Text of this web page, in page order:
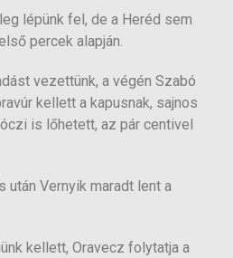
lépünk fel, de a Heréd sem
percek alapján.
vezettünk, a végén Szabó
kellett a kapusnak, sajnos
is lőhetett, az pár centivel
után Vernyik maradt lent a
kellett, Oravecz folytatja a